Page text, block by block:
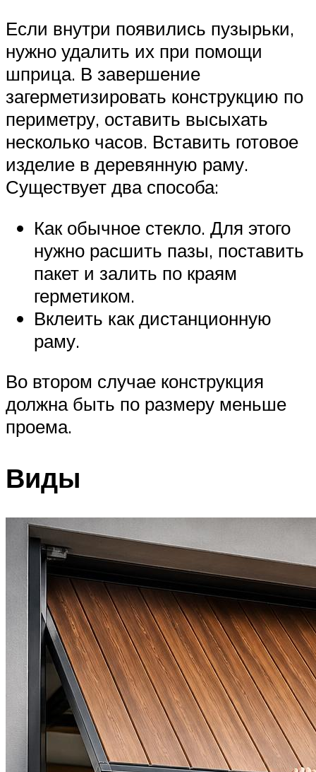
Если внутри появились пузырьки,
нужно удалить их при помощи
шприца. В завершение
загерметизировать конструкцию по
периметру, оставить высыхать
несколько часов. Вставить готовое
изделие в деревянную раму.
Существует два способа:
Как обычное стекло. Для этого
нужно расшить пазы, поставить
пакет и залить по краям
герметиком.
Вклеить как дистанционную
раму.
Во втором случае конструкция
должна быть по размеру меньше
проема.
Виды